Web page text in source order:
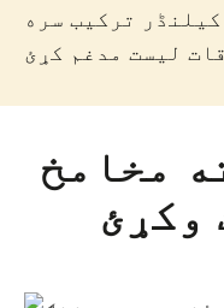
ترکیب سره
مخامخ
وکړئ